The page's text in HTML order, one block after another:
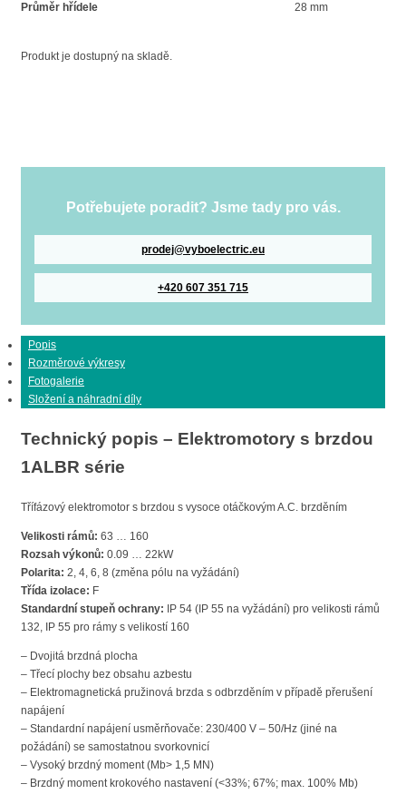
Průměr hřídele 28 mm
Produkt je dostupný na skladě.
Potřebujete poradit? Jsme tady pro vás.
prodej@vyboelectric.eu
+420 607 351 715
Popis
Rozměrové výkresy
Fotogalerie
Složení a náhradní díly
Technický popis – Elektromotory s brzdou
1ALBR série
Třífázový elektromotor s brzdou s vysoce otáčkovým A.C. brzděním
Velikosti rámů: 63 … 160
Rozsah výkonů: 0.09 … 22kW
Polarita: 2, 4, 6, 8 (změna pólu na vyžádání)
Třída izolace: F
Standardní stupeň ochrany: IP 54 (IP 55 na vyžádání) pro velikosti rámů
132, IP 55 pro rámy s velikostí 160
– Dvojitá brzdná plocha
– Třecí plochy bez obsahu azbestu
– Elektromagnetická pružinová brzda s odbrzděním v případě přerušení
napájení
– Standardní napájení usměrňovače: 230/400 V – 50/Hz (jiné na
požádání) se samostatnou svorkovnicí
– Vysoký brzdný moment (Mb> 1,5 MN)
– Brzdný moment krokového nastavení (<33%; 67%; max. 100% Mb)